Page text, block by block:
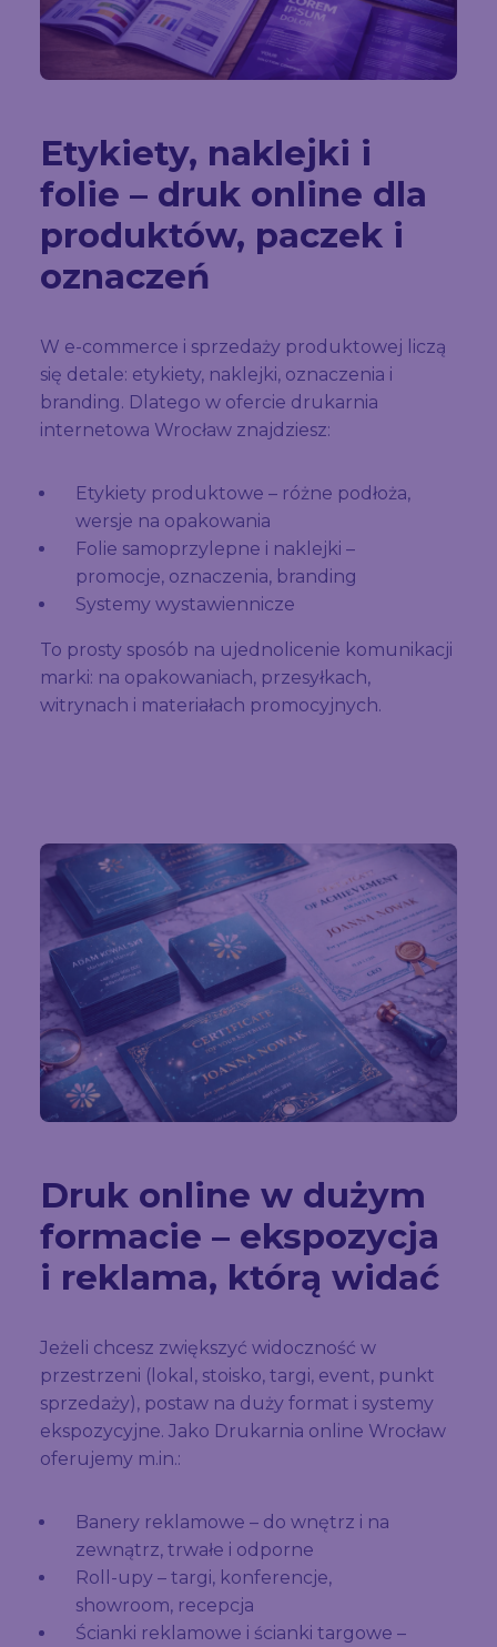
Etykiety, naklejki i
folie – druk online dla
produktów, paczek i
oznaczeń
W e-commerce i sprzedaży produktowej liczą
się detale: etykiety, naklejki, oznaczenia i
branding. Dlatego w ofercie drukarnia
internetowa Wrocław znajdziesz:
Etykiety produktowe – różne podłoża,
wersje na opakowania
Folie samoprzylepne i naklejki –
promocje, oznaczenia, branding
Systemy wystawiennicze
To prosty sposób na ujednolicenie komunikacji
marki: na opakowaniach, przesyłkach,
witrynach i materiałach promocyjnych.
Druk online w dużym
formacie – ekspozycja
i reklama, którą widać
Jeżeli chcesz zwiększyć widoczność w
przestrzeni (lokal, stoisko, targi, event, punkt
sprzedaży), postaw na duży format i systemy
ekspozycyjne. Jako Drukarnia online Wrocław
oferujemy m.in.:
Banery reklamowe – do wnętrz i na
zewnątrz, trwałe i odporne
Roll-upy – targi, konferencje,
showroom, recepcja
Ścianki reklamowe i ścianki targowe –